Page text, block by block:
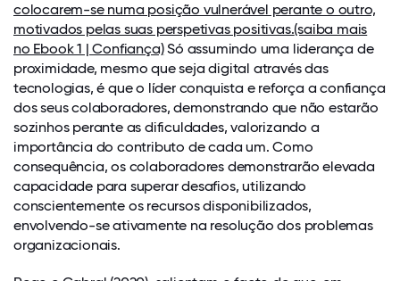
colocarem-se numa posição vulnerável perante o outro,
motivados pelas suas perspetivas positivas.(saiba mais
no Ebook 1 | Confiança)Só assumindo uma liderança de
proximidade, mesmo que seja digital através das
tecnologias, é que o líder conquista e reforça a confiança
dos seus colaboradores, demonstrando que não estarão
sozinhos perante as dificuldades, valorizando a
importância do contributo de cada um. Como
consequência, os colaboradores demonstrarão elevada
capacidade para superar desafios, utilizando
conscientemente os recursos disponibilizados,
envolvendo-se ativamente na resolução dos problemas
organizacionais.